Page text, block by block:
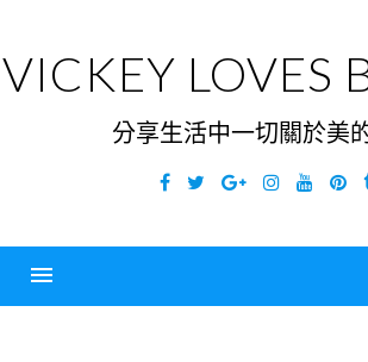
content
VICKEY LOVES
分享生活中一切關於美
Facebook
TwitterGoogleInstagram